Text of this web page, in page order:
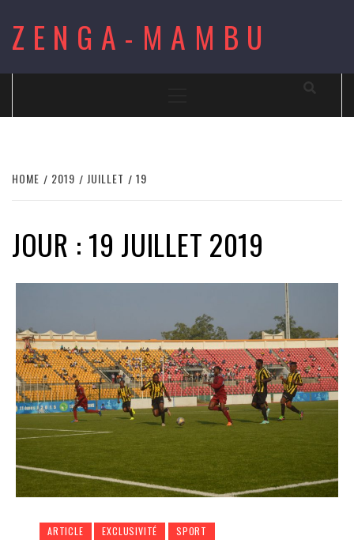
content
ZENGA-MAMBU
HOME 2019 JUILLET 19
JOUR : 19 JUILLET 2019
ARTICLE EXCLUSIVITÉ SPORT